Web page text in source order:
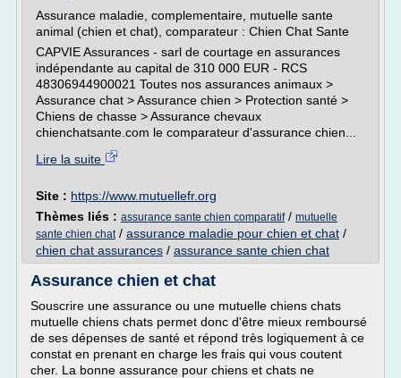
Assurance maladie, complementaire, mutuelle sante
animal (chien et chat), comparateur : Chien Chat Sante
CAPVIE Assurances - sarl de courtage en assurances
indépendante au capital de 310 000 EUR - RCS
48306944900021 Toutes nos assurances animaux >
Assurance chat > Assurance chien > Protection santé >
Chiens de chasse > Assurance chevaux
chienchatsante.com le comparateur d'assurance chien...
Lire la suite
Site : https://www.mutuellefr.org
Thèmes liés : assurance sante chien comparatif/ mutuelle
sante chien chat/ assurance maladie pour chien et chat /
chien chat assurances / assurance sante chien chat
Assurance chien et chat
Souscrire une assurance ou une mutuelle chiens chats
mutuelle chiens chats permet donc d'être mieux remboursé
de ses dépenses de santé et répond très logiquement à ce
constat en prenant en charge les frais qui vous coutent
cher. La bonne assurance pour chiens et chats ne